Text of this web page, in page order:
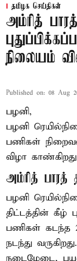
தமிழக செய்திகள்
அம்ரித்
நிலையம்
Published on: 08 Aug
பழனி,
பழனி
பணிகள்
விழா
அம்ரித்
பழனி
திட்டத்தின் கீழ்
பணிகள் கடந்த
நடந்து
நடைமேடை,